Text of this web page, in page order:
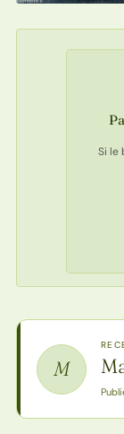
Si le
M